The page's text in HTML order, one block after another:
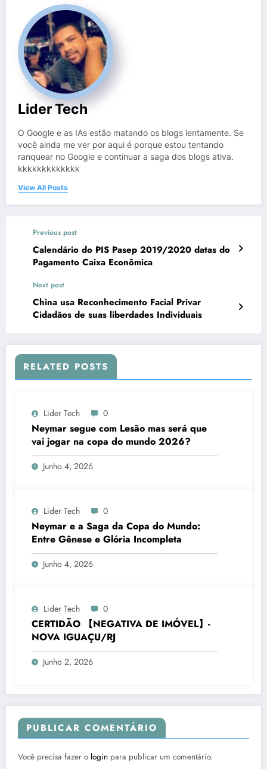
Lider Tech
O Google e as IAs estão matando os blogs lentamente. Se
você ainda me ver por aqui é porque estou tentando
ranquear no Google e continuar a saga dos blogs ativa.
kkkkkkkkkkkkk
View All Posts
Previous post
Calendário do PIS Pasep 2019/2020 datas do
Pagamento Caixa Econômica
Next post
China usa Reconhecimento Facial Privar
Cidadãos de suas liberdades Individuais
RELATED POSTS
Lider Tech 0
Neymar segue com Lesão mas será que
vai jogar na copa do mundo 2026?
Junho 4, 2026
Lider Tech 0
Neymar e a Saga da Copa do Mundo:
Entre Gênese e Glória Incompleta
Junho 4, 2026
Lider Tech 0
CERTIDÃO 【NEGATIVA DE IMÓVEL】-
NOVA IGUAÇU/RJ
Junho 2, 2026
PUBLICAR COMENTÁRIO
Você precisa fazer o login para publicar um comentário.